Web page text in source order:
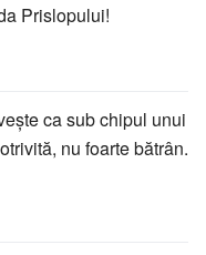
Prislopului!
ca sub chipul unui
nu foarte bătrân.